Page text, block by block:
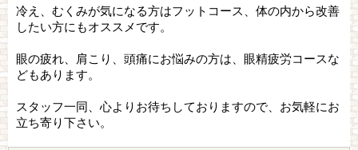
冷え、むくみが気になる方はフットコース、体の内から改善
したい方にもオススメです。
眼の疲れ、肩こり、頭痛にお悩みの方は、眼精疲労コースな
どもあります。
スタッフ一同、心よりお待ちしておりますので、お気軽にお
立ち寄り下さい。